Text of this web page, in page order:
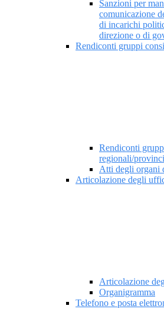
Sanzioni per
comunicazione
di incarichi
direzione o di
Rendiconti gruppi
Rendiconti
regionali/
Atti degli organi
Articolazione degli
Articolazione
Organigramma
Telefono e posta